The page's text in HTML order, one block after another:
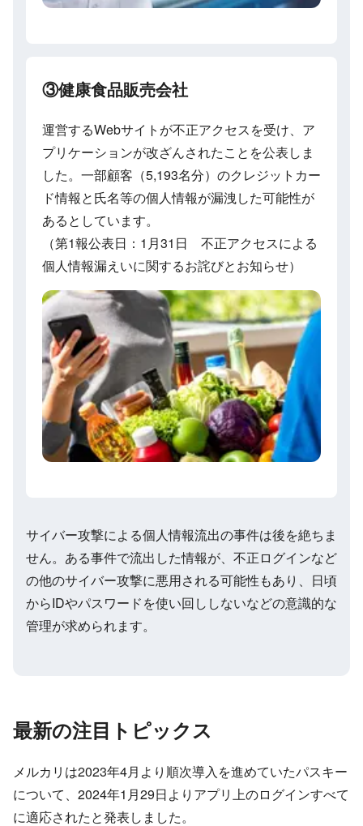
③健康食品販売会社
運営するWebサイトが不正アクセスを受け、ア
プリケーションが改ざんされたことを公表しま
した。一部顧客（5,193名分）のクレジットカー
ド情報と氏名等の個人情報が漏洩した可能性が
あるとしています。
（第1報公表日：1月31日 不正アクセスによる
個人情報漏えいに関するお詫びとお知らせ）
サイバー攻撃による個人情報流出の事件は後を絶ちま
せん。ある事件で流出した情報が、不正ログインなど
の他のサイバー攻撃に悪用される可能性もあり、日頃
からIDやパスワードを使い回ししないなどの意識的な
管理が求められます。
最新の注目トピックス
メルカリは2023年4月より順次導入を進めていたパスキー
について、2024年1月29日よりアプリ上のログインすべて
に適応されたと発表しました。